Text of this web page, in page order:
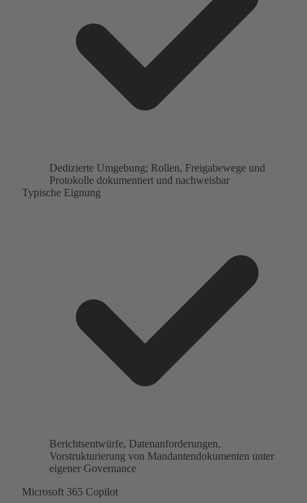
Dedizierte Umgebung; Rollen, Freigabewege und
Protokolle dokumentiert und nachweisbar
Typische Eignung
Berichtsentwürfe, Datenanforderungen,
Vorstrukturierung von Mandantendokumenten unter
eigener Governance
Microsoft 365 Copilot